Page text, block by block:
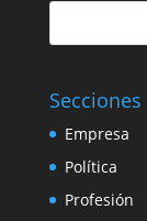
Secciones
Empresa
Política
Profesión